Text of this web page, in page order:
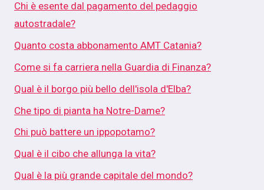
Chi è esente dal pagamento del pedaggio
autostradale?
Quanto costa abbonamento AMT Catania?
Come si fa carriera nella Guardia di Finanza?
Qual è il borgo più bello dell'isola d'Elba?
Che tipo di pianta ha Notre-Dame?
Chi può battere un ippopotamo?
Qual è il cibo che allunga la vita?
Qual è la più grande capitale del mondo?